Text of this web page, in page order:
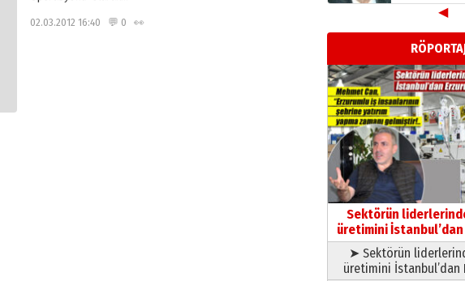
02.03.2012 16:40 💬 0 👀 Kadir
29
Murat
çıtayı
17 Şubat 2026 Salı
Bir
31
A.
BİR BÖLÜM
◀
Sektörün
üretimini İstanbul’dan
➤ Sektörün
üretimini İstanbul’dan